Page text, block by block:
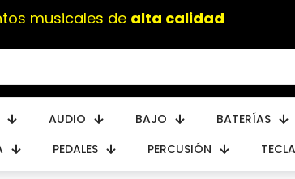
musicales de alta calidad
AUDIO BAJO BATERÍAS
PEDALES PERCUSIÓN